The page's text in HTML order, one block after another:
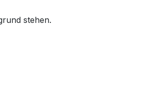
stehen.